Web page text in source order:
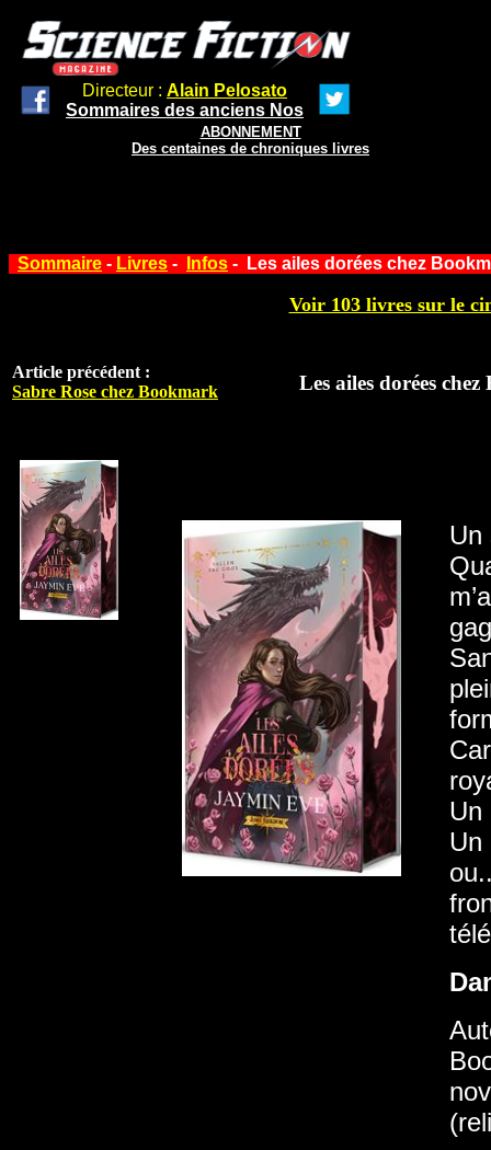
Directeur : Alain Pelosato
Sommaires des anciens Nos
ABONNEMENT
Des centaines de chroniques livres
Sommaire - Livres - Infos - Les ailes dorées chez
Voir 103 livres sur le
Article précédent :
Sabre Rose chez Bookmark
Les ailes dorées
Un
Un
Un